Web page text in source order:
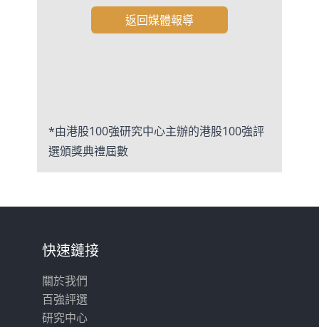
返回媒體報導
*由港股100強研究中心主辦的港股100強評
選頒獎典禮屆數
快速鏈接
關於我們
百強評選
研究中心